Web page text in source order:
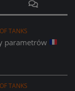
TANKS
parametrów
TANKS